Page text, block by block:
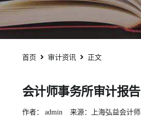
首页 审计资讯 正文
会计师事务所审计报
作者： admin
来源：上海弘益会计